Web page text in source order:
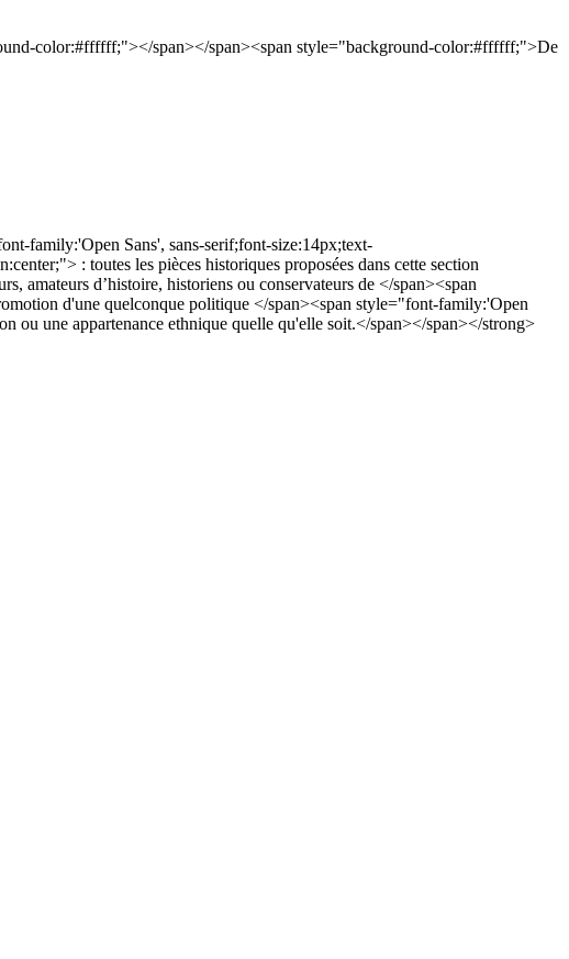
color:#ffffff;"></span></span><span style="background-color:#ffffff;">De
family:'Open Sans', sans-serif;font-size:14px;text-
: toutes les pièces historiques proposées dans cette section
amateurs d’histoire, historiens ou conservateurs de </span><span
d'une quelconque politique </span><span style="font-family:'Open
ou une appartenance ethnique quelle qu'elle soit.</span></span></strong>